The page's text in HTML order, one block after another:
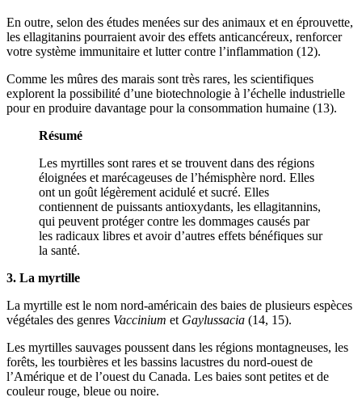
En outre, selon des études menées sur des animaux et en éprouvette,
les ellagitanins pourraient avoir des effets anticancéreux, renforcer
votre système immunitaire et lutter contre l’inflammation (12).
Comme les mûres des marais sont très rares, les scientifiques
explorent la possibilité d’une biotechnologie à l’échelle industrielle
pour en produire davantage pour la consommation humaine (13).
Résumé
Les myrtilles sont rares et se trouvent dans des régions
éloignées et marécageuses de l’hémisphère nord. Elles
ont un goût légèrement acidulé et sucré. Elles
contiennent de puissants antioxydants, les ellagitannins,
qui peuvent protéger contre les dommages causés par
les radicaux libres et avoir d’autres effets bénéfiques sur
la santé.
3. La myrtille
La myrtille est le nom nord-américain des baies de plusieurs espèces
végétales des genres Vaccinium et Gaylussacia (14, 15).
Les myrtilles sauvages poussent dans les régions montagneuses, les
forêts, les tourbières et les bassins lacustres du nord-ouest de
l’Amérique et de l’ouest du Canada. Les baies sont petites et de
couleur rouge, bleue ou noire.